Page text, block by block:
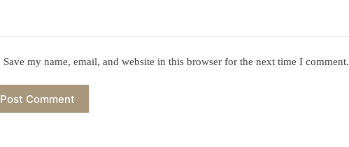
Save my name, email, and website in this browser for the next time I comment.
Post Comment